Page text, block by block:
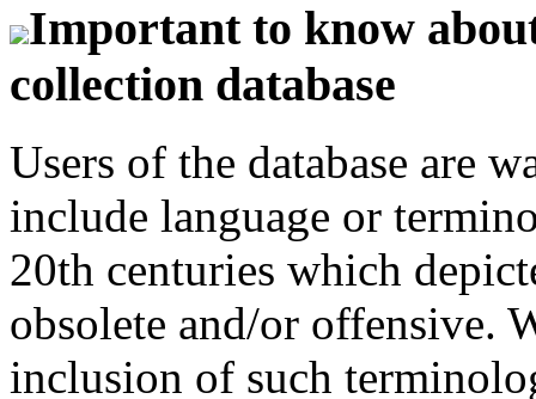
Important to know
collection database
Users of the database are
include language or
20th centuries which
obsolete and/or offensive.
inclusion of such